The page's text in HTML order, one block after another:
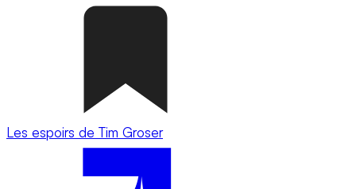
Les espoirs de Tim Groser